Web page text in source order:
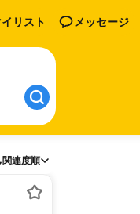
リスト メッセージ
関連度順